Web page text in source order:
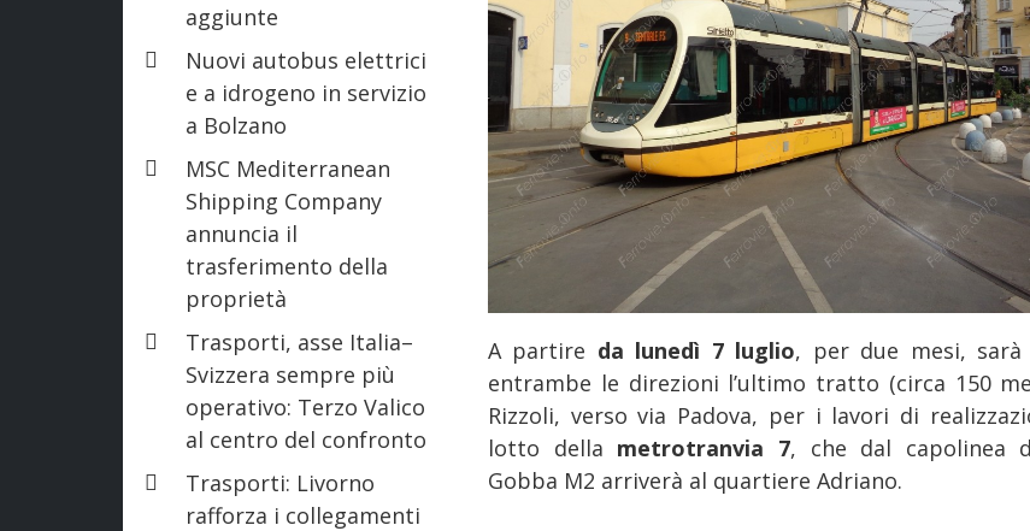
aggiunte
Nuovi autobus elettrici
e a idrogeno in servizio
a Bolzano
MSC Mediterranean
Shipping Company
annuncia il
trasferimento della
proprietà
Trasporti, asse Italia–
Svizzera sempre più
operativo: Terzo Valico
al centro del confronto
Trasporti: Livorno
rafforza i collegamenti
A partire da lunedì 7 luglio, per due mesi, sarà
entrambe le direzioni l’ultimo tratto (circa 150
Rizzoli, verso via Padova, per i lavori di
lotto della metrotranvia 7, che dal capolinea
Gobba M2 arriverà al quartiere Adriano.